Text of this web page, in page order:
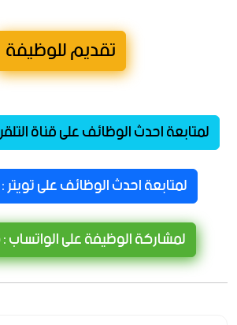
تقديم للوظيفة
لمتابعة احدث الوظائف على قناة
لمتابعة احدث الوظائف على
لمشاركة الوظيفة على